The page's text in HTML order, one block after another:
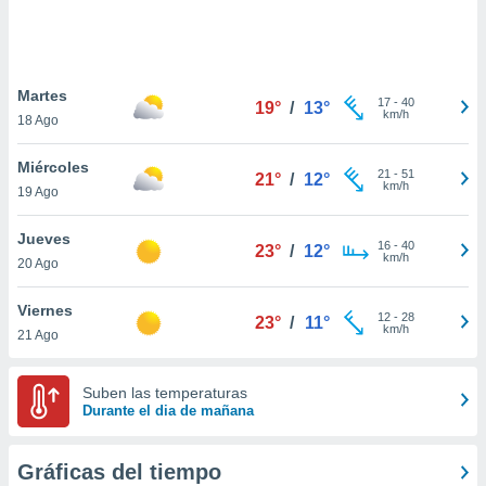
únicos
similares
como
IP
de
traten tus
en
a lo que
Para
Martes
18 Ago
19° / 13° 17- 40
km/h
Miércoles
19 Ago
21° / 12° 21 - 51
km/h
Jueves
20 Ago
23° / 12° 16- 40
km/h
Viernes
21 Ago
23° / 11° 12- 28
km/h
Suben las temperaturas
Durante el dia de mañana
Gráficas del tiempo